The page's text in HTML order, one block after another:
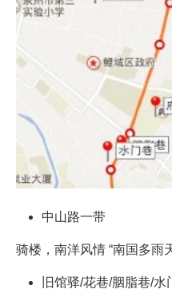
中山路一带
骑楼，南洋风情 “南国多雨
旧馆驿/花巷/胭脂巷/水